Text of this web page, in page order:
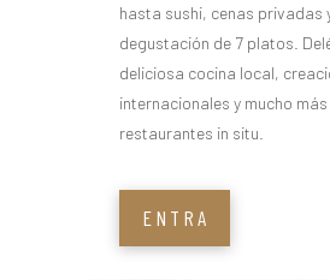
hasta sushi, cenas privadas
degustación de 7 platos.
deliciosa cocina local,
internacionales y mucho
restaurantes in situ.
ENTRA